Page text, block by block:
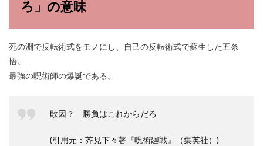
ろ」の意味
死の淵で反転術式をモノにし、自己の反転術式で蘇生した五条
悟。
最強の呪術師の爆誕である。
敗因？ 勝負はこれからだろ
(引用元：芥見下々著『呪術廻戦』（集英社）)